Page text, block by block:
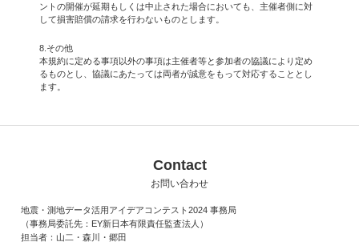
ントの開催が延期もしくは中止された場合においても、主催者側に対
して損害賠償の請求を行わないものとします。
8.その他
本規約に定める事項以外の事項は主催者等と参加者の協議により定め
るものとし、協議にあたっては両者が誠意をもって対応することとし
ます。
Contact
お問い合わせ
地震・測地データ活用アイデアコンテスト2024 事務局
（事務局委託先：EY新日本有限責任監査法人）
担当者：山二・森川・郷田